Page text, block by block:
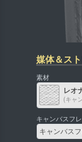
媒体＆ス
素材
レオ
(キャ
キャンバスフ
キャンバス